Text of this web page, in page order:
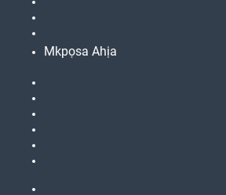
Mkpọsa Ahịa